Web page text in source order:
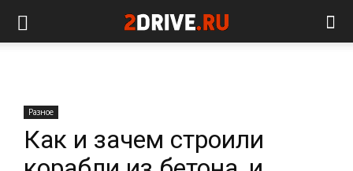
Разное
Как и зачем строили